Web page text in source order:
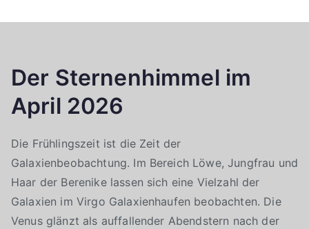
Der Sternenhimmel im
April 2026
Die Frühlingszeit ist die Zeit der
Galaxienbeobachtung. Im Bereich Löwe, Jungfrau und
Haar der Berenike lassen sich eine Vielzahl der
Galaxien im Virgo Galaxienhaufen beobachten. Die
Venus glänzt als auffallender Abendstern nach der